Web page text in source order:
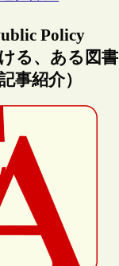
Policy
る、ある図書
事紹介）